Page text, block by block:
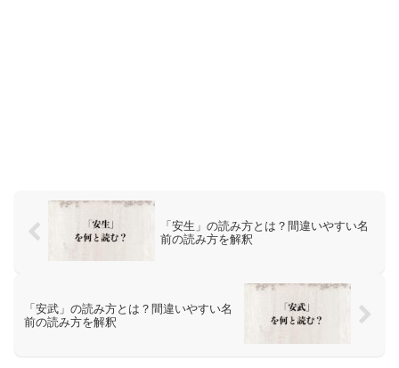
「安生」の読み方とは？間違いやすい名
前の読み方を解釈
「安武」の読み方とは？間違いやすい名
前の読み方を解釈